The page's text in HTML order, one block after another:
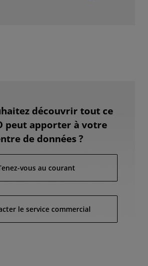
découvrir tout ce
peut apporter à votre
de données ?
vous au courant
le service commercial